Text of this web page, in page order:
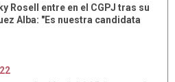
Rosell entre en el CGPJ tras su
Alba: "Es nuestra candidata